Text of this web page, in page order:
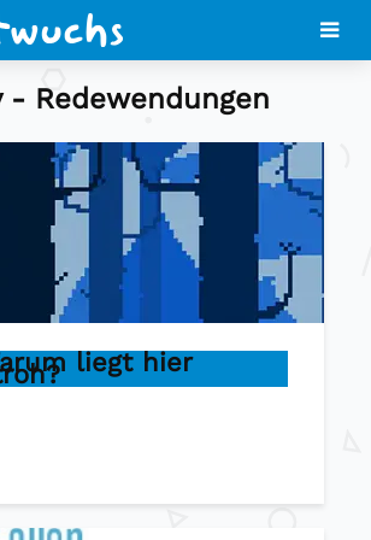
- Redewendungen
liegt hier